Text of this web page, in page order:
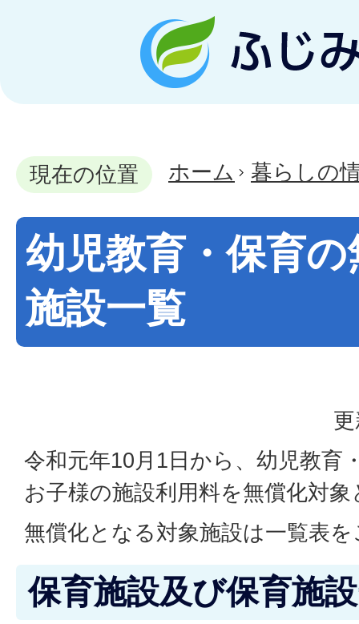
現在の位置 ホーム 暮らしの
幼児教育・保育
施設一覧
令和元年10月1日から、幼児教育
お子様の施設利用料を無償化対
無償化となる対象施設は一覧表
保育施設及び保育施